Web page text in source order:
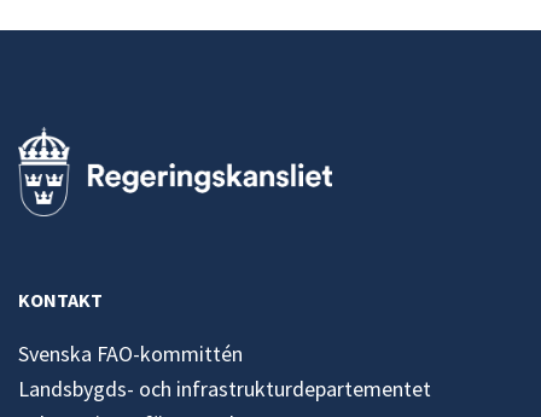
KONTAKT
Svenska FAO-kommittén
Landsbygds- och infrastrukturdepartementet